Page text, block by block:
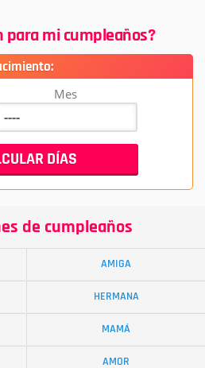
mi cumpleaños?
Mes
de cumpleaños
AMIGA
HERMANA
MAMÁ
AMOR